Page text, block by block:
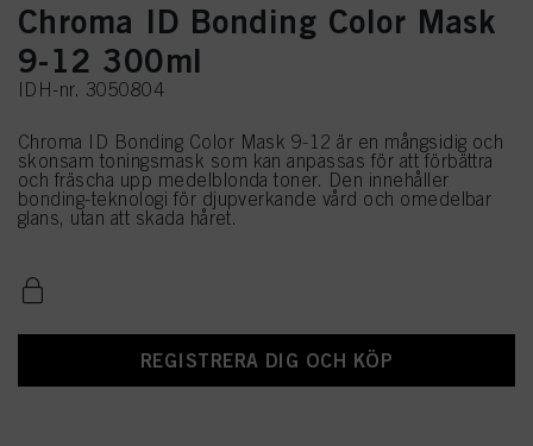
Chroma ID Bonding Color Mask
9-12 300ml
IDH-nr. 3050804
Chroma ID Bonding Color Mask 9-12 är en mångsidig och
skonsam toningsmask som kan anpassas för att förbättra
och fräscha upp medelblonda toner. Den innehåller
bonding-teknologi för djupverkande vård och omedelbar
glans, utan att skada håret.
REGISTRERA DIG OCH KÖP